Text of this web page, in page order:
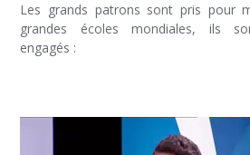
Les grands patrons sont pris pour
grandes écoles mondiales, ils
engagés :